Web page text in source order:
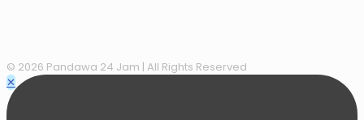
© 2026 Pandawa 24 Jam | All Rights Reserved
✕